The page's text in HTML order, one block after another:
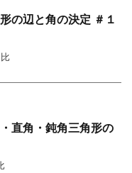
の辺と角の決定 ＃１
直角・鈍角三角形の